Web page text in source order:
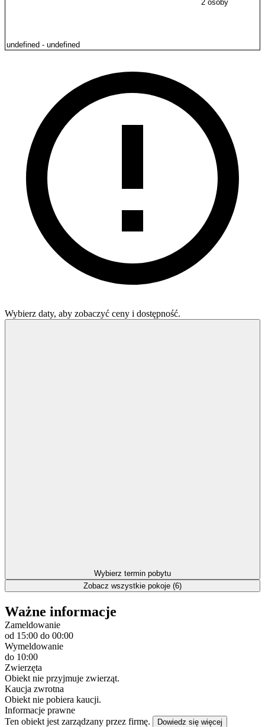
2 osoby
Wybierz daty, aby zobaczyć ceny i dostępność.
Wybierz termin pobytu
Zobacz wszystkie pokoje (6)
Ważne informacje
Zameldowanie
od 15:00 do 00:00
Wymeldowanie
do 10:00
Zwierzęta
Obiekt nie przyjmuje zwierząt.
Kaucja zwrotna
Obiekt nie pobiera kaucji.
Informacje prawne
Ten obiekt jest zarządzany przez firmę.
Dowiedz się więcej